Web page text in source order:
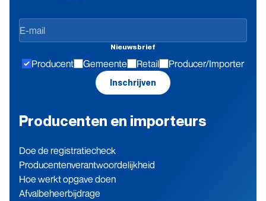
Op
de
blijven
Nieuwsbrief
Producent Gemeente Retail Producer/Importer
Inschrijven
Producenten en importeurs
Doe de registratiecheck
Producenten­verantwoordelijkheid
Hoe werkt opgave doen
Afvalbeheerbijdrage